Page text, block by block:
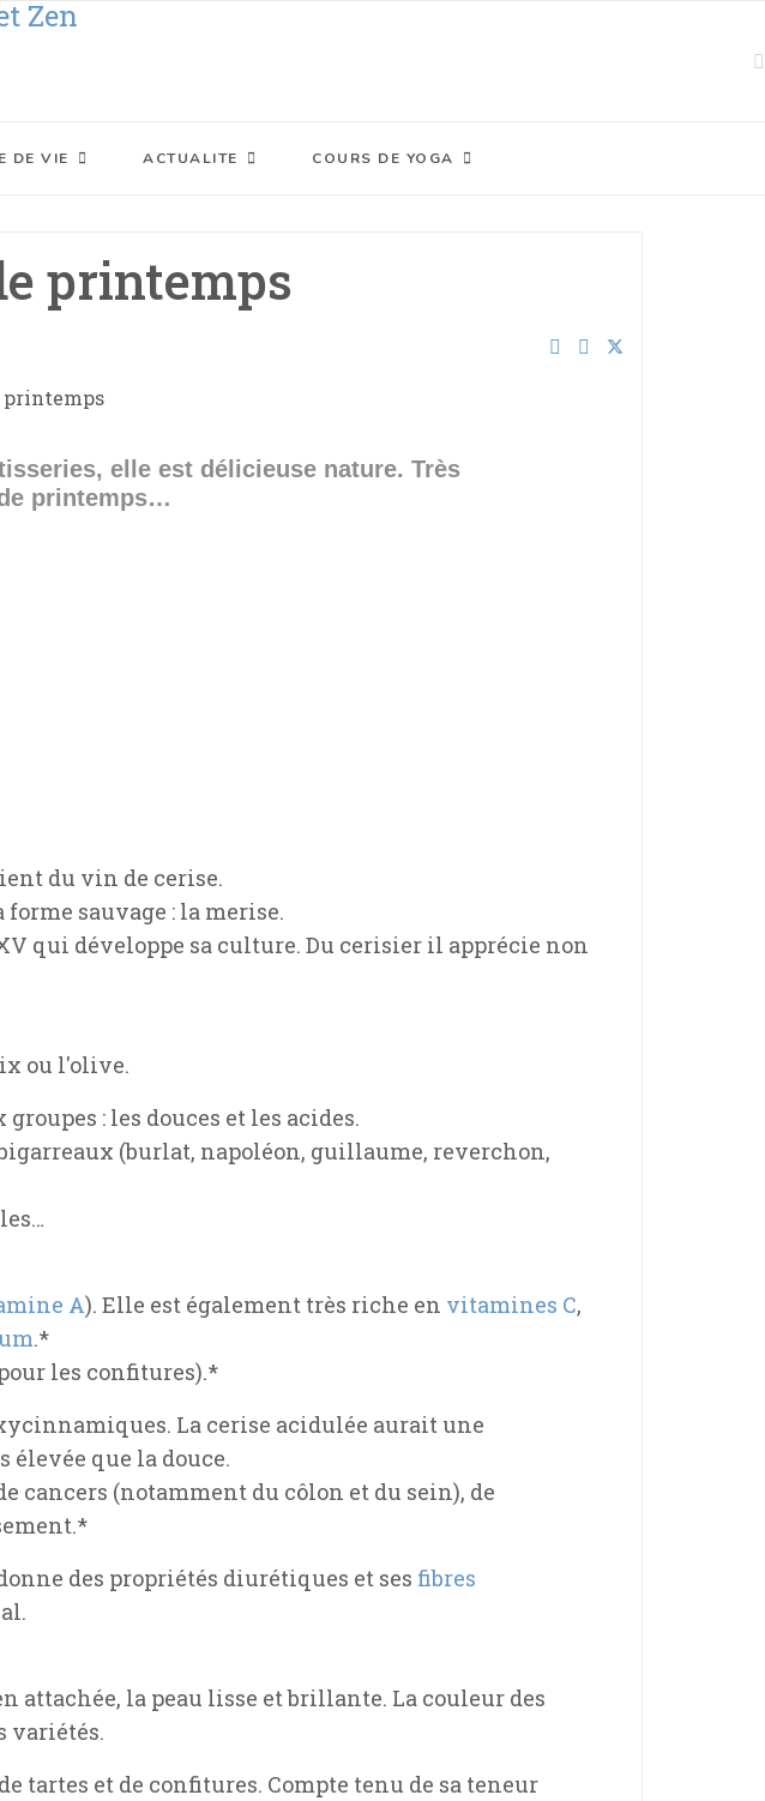
DE VIE ACTUALITE COURS DE YOGA
printemps
elle est délicieuse nature. Très
printemps…
du vin de cerise.
forme sauvage : la merise.
qui développe sa culture. Du cerisier il apprécie non
ou l'olive.
: les douces et les acides.
(burlat, napoléon, guillaume, reverchon,
A). Elle est également très riche en vitamines C,
.*
les confitures).*
La cerise acidulée aurait une
que la douce.
cancers (notamment du côlon et du sein), de
des propriétés diurétiques et ses fibres
attachée, la peau lisse et brillante. La couleur des
variétés.
tartes et de confitures. Compte tenu de sa teneur